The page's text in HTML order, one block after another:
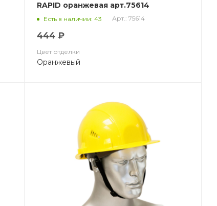
RAPID оранжевая арт.75614
Есть в наличии: 43 Арт.: 75614
444 ₽
Цвет отделки
Оранжевый